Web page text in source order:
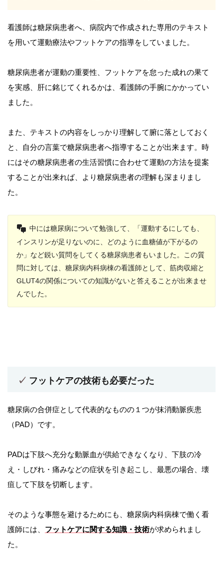
看護師は糖尿病患者へ、病院内で作成された専用のテキスト
を用いて運動療法やフットケアの指導をしていました。
糖尿病患者が運動の重要性、フットケアを怠った成れの果て
を実感、肝に銘じてくれるかは、看護師の手腕にかかってい
ました。
また、テキストの内容をしっかり理解して腑に落としておく
と、自分の言葉で糖尿病患者へ指導することが出来ます。時
にはその糖尿病患者の生活習慣に合わせて運動の方法を提案
することが出来れば、より糖尿病患者の理解も深まりまし
た。
中には糖尿病について勉強して、「運動するにしても、
インスリンが足りないのに、どのように血糖値が下がるの
か」など鋭い質問をしてくる糖尿病患者もいました。この質
問に対しては、糖尿病内科病棟の看護師として、筋肉収縮と
GLUT4の関係についての知識がないと答えることが出来ませ
んでした。
フットケアの技術も必要だった
糖尿病の合併症として代表的なものの１つが抹消動脈疾患
（PAD）です。
PADは下肢へ充分な動脈血が供給できなくなり、下肢の冷
え・しびれ・痛みなどの症状を引き起こし、最悪の場合、壊
疽して下肢を切断します。
そのような事態を避けるためにも、糖尿病内科病棟で働く看
護師には、 フットケアに関する知識・技術が求められまし
た。